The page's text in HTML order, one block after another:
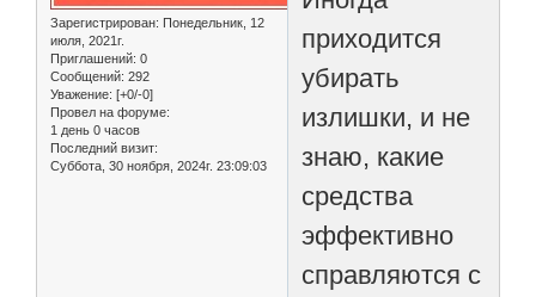
Зарегистрирован: Понедельник, 12
июля, 2021г.
Приглашений: 0
Сообщений: 292
Уважение: [+0/-0]
Провел на форуме:
1 день 0 часов
Последний визит:
Суббота, 30 ноября, 2024г. 23:09:03
приходится
убирать
излишки, и не
знаю, какие
средства
эффективно
справляются с